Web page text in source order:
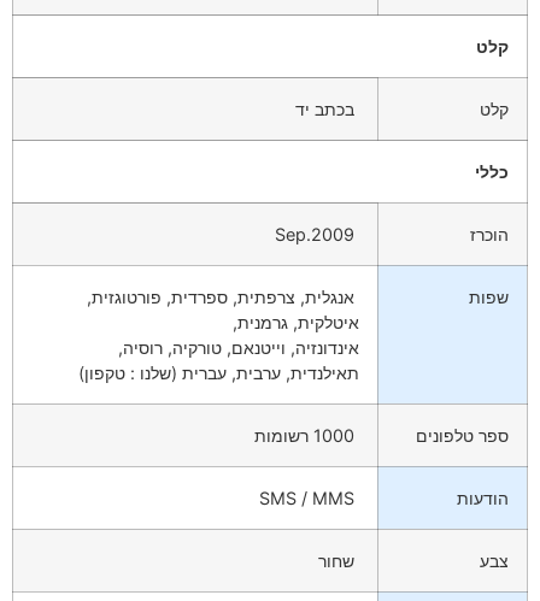
קלט
קלט בכתב יד
כללי
הוכרז
שפות
אנגלית, צרפתית, ספרדית, פורטוגזית,
איטלקית, גרמנית,
אינדונזיה, וייטנאם, טורקיה, רוסיה,
תאילנדית, ערבית, עברית (שלנו : טקפון)
ספר טלפונים
הודעות
צבע שחור